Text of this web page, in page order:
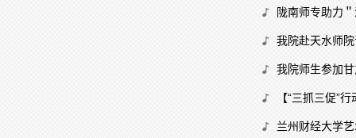
陇南师专助力
我院赴天水师
我院师生参加
【“三抓三促”
兰州财经大学